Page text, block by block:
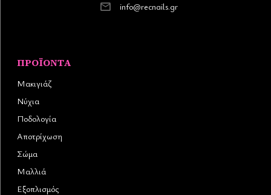
info@recnails.gr
ΠΡΟΪΌΝΤΑ
Μακιγιάζ
Νύχια
Ποδολογία
Αποτρίχωση
Σώμα
Μαλλιά
Εξοπλισμός